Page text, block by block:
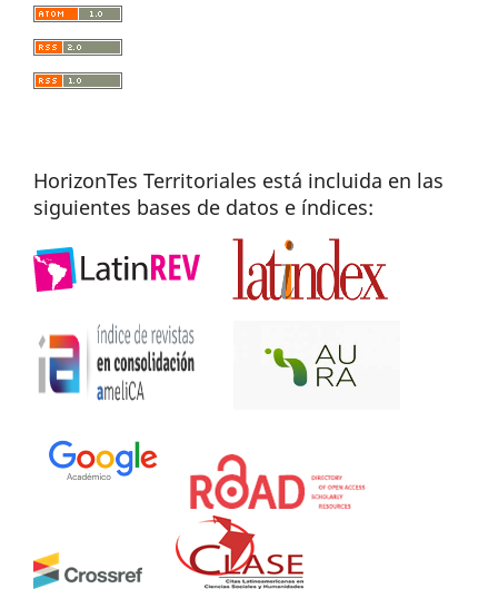
HorizonTes Territoriales está incluida en las
siguientes bases de datos e índices: